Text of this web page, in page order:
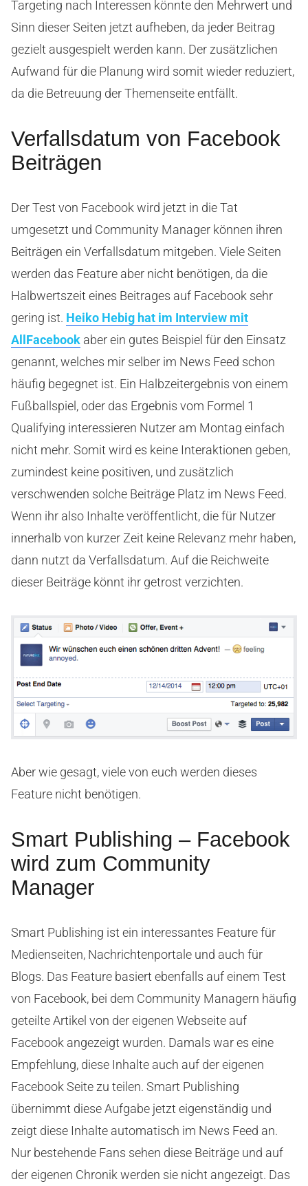
Targeting nach Interessen könnte den Mehrwert und
Sinn dieser Seiten jetzt aufheben, da jeder Beitrag
gezielt ausgespielt werden kann. Der zusätzlichen
Aufwand für die Planung wird somit wieder reduziert,
da die Betreuung der Themenseite entfällt.
Verfallsdatum von Facebook
Beiträgen
Der Test von Facebook wird jetzt in die Tat
umgesetzt und Community Manager können ihren
Beiträgen ein Verfallsdatum mitgeben. Viele Seiten
werden das Feature aber nicht benötigen, da die
Halbwertszeit eines Beitrages auf Facebook sehr
gering ist. Heiko Hebig hat im Interview mit
AllFacebook aber ein gutes Beispiel für den Einsatz
genannt, welches mir selber im News Feed schon
häufig begegnet ist. Ein Halbzeitergebnis von einem
Fußballspiel, oder das Ergebnis vom Formel 1
Qualifying interessieren Nutzer am Montag einfach
nicht mehr. Somit wird es keine Interaktionen geben,
zumindest keine positiven, und zusätzlich
verschwenden solche Beiträge Platz im News Feed.
Wenn ihr also Inhalte veröffentlicht, die für Nutzer
innerhalb von kurzer Zeit keine Relevanz mehr haben,
dann nutzt da Verfallsdatum. Auf die Reichweite
dieser Beiträge könnt ihr getrost verzichten.
Aber wie gesagt, viele von euch werden dieses
Feature nicht benötigen.
Smart Publishing – Facebook
wird zum Community
Manager
Smart Publishing ist ein interessantes Feature für
Medienseiten, Nachrichtenportale und auch für
Blogs. Das Feature basiert ebenfalls auf einem Test
von Facebook, bei dem Community Managern häufig
geteilte Artikel von der eigenen Webseite auf
Facebook angezeigt wurden. Damals war es eine
Empfehlung, diese Inhalte auch auf der eigenen
Facebook Seite zu teilen. Smart Publishing
übernimmt diese Aufgabe jetzt eigenständig und
zeigt diese Inhalte automatisch im News Feed an.
Nur bestehende Fans sehen diese Beiträge und auf
der eigenen Chronik werden sie nicht angezeigt. Das